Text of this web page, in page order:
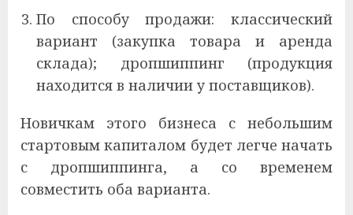
По способу продажи: классический
вариант (закупка товара и аренда
склада); дропшиппинг (продукция
находится в наличии у поставщиков).
Новичкам этого бизнеса с небольшим
стартовым капиталом будет легче начать
с дропшиппинга, а со временем
совместить оба варианта.